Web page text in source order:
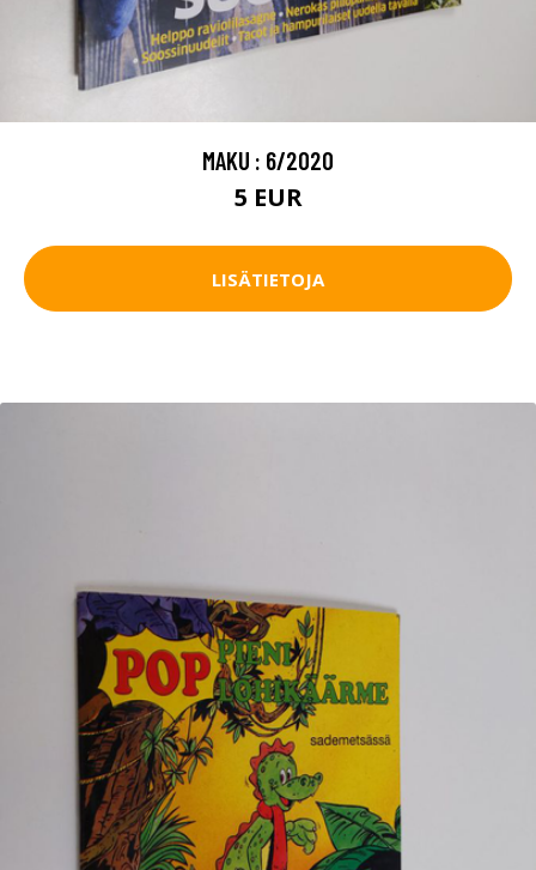
MAKU : 6/2020
5 EUR
LISÄTIETOJA